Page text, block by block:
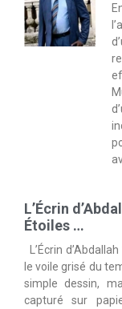
L’Écrin
Étoiles …
L’Écrin
le voile grisé du
simple dessin,
capturé sur